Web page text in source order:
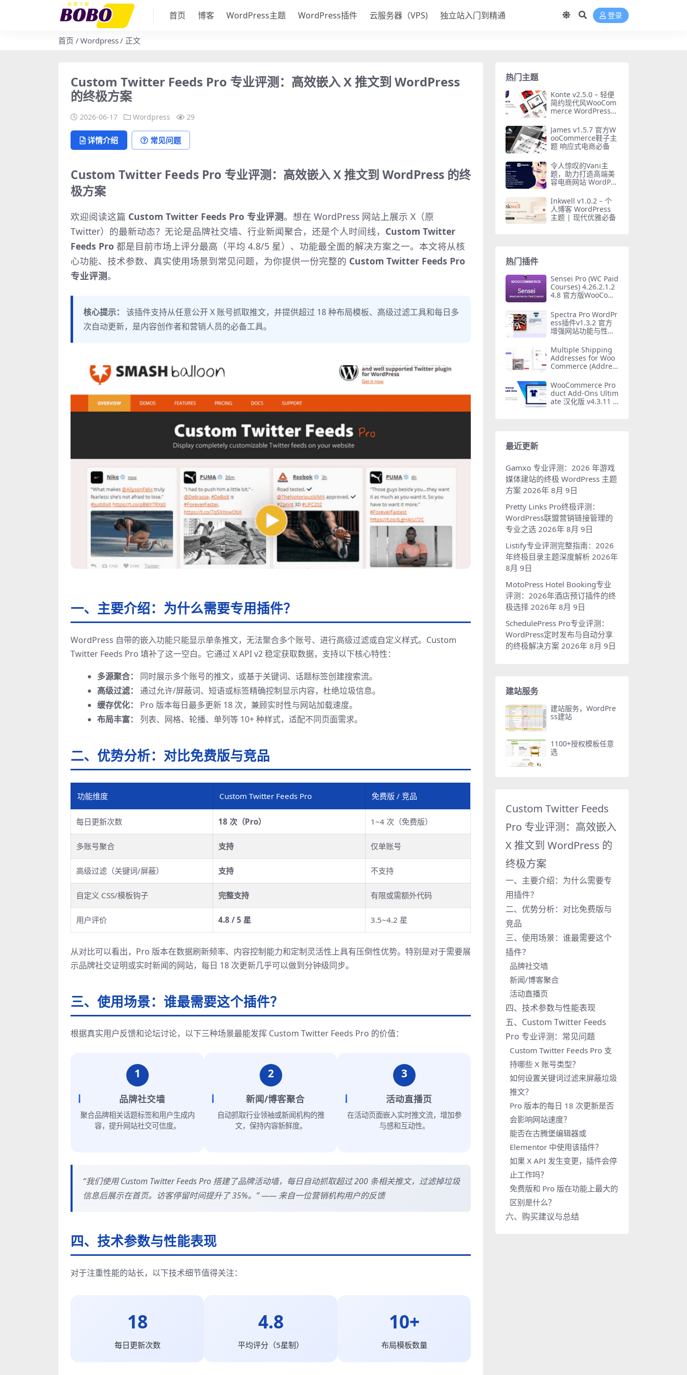
首页 博客 WordPress主题 WordPress插件 云服务器（VPS) 独立站入门到精通 登录
首页 Wordpress 正文
Custom Twitter Feeds Pro 专业评测：高效嵌入 X 推文到 WordPress
的终极方案
2026-06-17 Wordpress 29
详情介绍 常见问题
Custom Twitter Feeds Pro 专业评测：高效嵌入 X 推文到 WordPress 的终
极方案
欢迎阅读这篇 Custom Twitter Feeds Pro 专业评测。想在 WordPress 网站上展示 X（原
Twitter）的最新动态？无论是品牌社交墙、行业新闻聚合，还是个人时间线， Custom Twitter
Feeds Pro 都是目前市场上评分最高（平均 4.8/5 星）、功能最全面的解决方案之一。本文将从核
心功能、技术参数、真实使用场景到常见问题，为你提供一份完整的 Custom Twitter Feeds Pro
专业评测。
核心提示：
该插件支持从任意公开 X 账号抓取推文，并提供超过 18 种布局模板、高级过滤工具和每日多
次自动更新，是内容创作者和营销人员的必备工具。
一、主要介绍：为什么需要专用插件？
WordPress 自带的嵌入功能只能显示单条推文，无法聚合多个账号、进行高级过滤或自定义样式。Custom
Twitter Feeds Pro 填补了这一空白。它通过 X API v2 稳定获取数据，支持以下核心特性：
多源聚合：
同时展示多个账号的推文，或基于关键词、话题标签创建搜索流。
高级过滤：
通过允许/屏蔽词、短语或标签精确控制显示内容，杜绝垃圾信息。
缓存优化：
Pro 版本每日最多更新 18 次，兼顾实时性与网站加载速度。
布局丰富：
列表、网格、轮播、单列等 10+ 种样式，适配不同页面需求。
二、优势分析：对比免费版与竞品
功能维度 Custom Twitter Feeds Pro 免费版 / 竞品
每日更新次数 18 次（Pro） 1~4 次（免费版）
多账号聚合 支持 仅单账号
高级过滤（关键词/屏蔽） 支持 不支持
自定义 CSS/模板钩子 完整支持 有限或需额外代码
用户评价 4.8 / 5 星 3.5~4.2 星
从对比可以看出，Pro 版本在数据刷新频率、内容控制能力和定制灵活性上具有压倒性优势。特别是对于需要展
示品牌社交证明或实时新闻的网站，每日 18 次更新几乎可以做到分钟级同步。
三、使用场景：谁最需要这个插件？
根据真实用户反馈和论坛讨论，以下三种场景最能发挥 Custom Twitter Feeds Pro 的价值：
1
品牌社交墙
聚合品牌相关话题标签和用户生成内
容，提升网站社交可信度。
2
新闻/博客聚合
自动抓取行业领袖或新闻机构的推
文，保持内容新鲜度。
3
活动直播页
在活动页面嵌入实时推文流，增加参
与感和互动性。
“我们使用 Custom Twitter Feeds Pro 搭建了品牌活动墙，每日自动抓取超过 200 条相关推文，过滤掉垃圾
信息后展示在首页。访客停留时间提升了 35%。” —— 来自一位营销机构用户的反馈
四、技术参数与性能表现
对于注重性能的站长，以下技术细节值得关注：
18
每日更新次数
4.8
平均评分（5星制）
10+
布局模板数量
热门主题
Konte v2.5.0 – 轻便
简约现代风WooCom
merce WordPress主
James v1.5.7 官方W
ooCommerce鞋子主
题 响应式电商必备
令人惊叹的Vani主
题，助力打造高端美
容电商网站 WordPre
Inkwell v1.0.2 – 个
人博客 WordPress
主题 | 现代优雅必备
热门插件
Sensei Pro (WC Paid
Courses) 4.26.2.1.2
4.8 官方版WooCom
Spectra Pro WordPr
ess插件v1.3.2 官方
增强网站功能与性能
Multiple Shipping
Addresses for Woo
Commerce (Addres
1 汉化版 – 多地址配
送必备插件
WooCommerce Pro
duct Add-Ons Ultim
ate 汉化版 v4.3.11 –
最近更新
Gamxo 专业评测：2026 年游戏
媒体建站的终极 WordPress 主题
方案 2026年 8月 9日
Pretty Links Pro终极评测：
WordPress联盟营销链接管理的
专业之选 2026年 8月 9日
Listify专业评测完整指南：2026
年终极目录主题深度解析 2026年
8月 9日
MotoPress Hotel Booking专业
评测：2026年酒店预订插件的终
极选择 2026年 8月 9日
SchedulePress Pro专业评测：
WordPress定时发布与自动分享
的终极解决方案 2026年 8月 9日
建站服务
建站服务，WordPre
ss建站
1100+授权模板任意
选
Custom Twitter Feeds
Pro 专业评测：高效嵌入
X 推文到 WordPress 的
终极方案
一、主要介绍：为什么需要专
用插件？
二、优势分析：对比免费版与
竞品
三、使用场景：谁最需要这个
插件？
品牌社交墙
新闻/博客聚合
活动直播页
四、技术参数与性能表现
五、Custom Twitter Feeds
Pro 专业评测：常见问题
Custom Twitter Feeds Pro 支
持哪些 X 账号类型？
如何设置关键词过滤来屏蔽垃圾
推文？
Pro 版本的每日 18 次更新是否
会影响网站速度？
能否在古腾堡编辑器或
Elementor 中使用该插件？
如果 X API 发生变更，插件会停
止工作吗？
免费版和 Pro 版在功能上最大的
区别是什么？
六、购买建议与总结